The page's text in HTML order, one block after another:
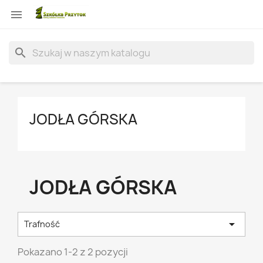

search
JODŁA GÓRSKA
JODŁA GÓRSKA
Trafność 
Pokazano 1-2 z 2 pozycji